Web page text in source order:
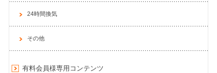
24時間換気
その他
有料会員様専用コンテンツ